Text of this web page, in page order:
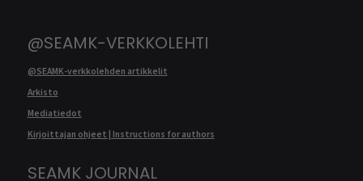
@SEAMK-VERKKOLEHTI
@SEAMK-verkkolehden artikkelit
Arkisto
Mediatiedot
Kirjoittajan ohjeet | Instructions for authors
SEAMK JOURNAL